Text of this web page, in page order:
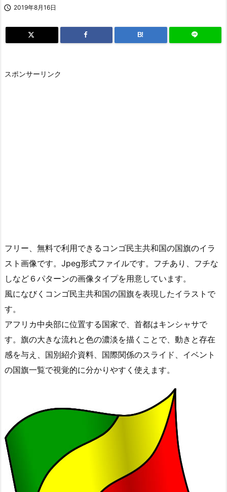
 2019年8月16日
B!
スポンサーリンク
フリー、無料で利用できるコンゴ民主共和国の国旗のイラ
スト画像です。Jpeg形式ファイルです。フチあり、フチな
しなど６パターンの画像タイプを用意しています。
風になびくコンゴ民主共和国の国旗を表現したイラストで
す。
アフリカ中央部に位置する国家で、首都はキンシャサで
す。旗の大きな流れと色の濃淡を描くことで、動きと存在
感を与え、国別紹介資料、国際関係のスライド、イベント
の国旗一覧で視覚的に分かりやすく使えます。